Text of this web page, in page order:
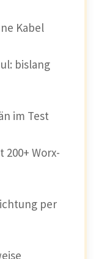
Kabel
bislang
im Test
Worx-
per